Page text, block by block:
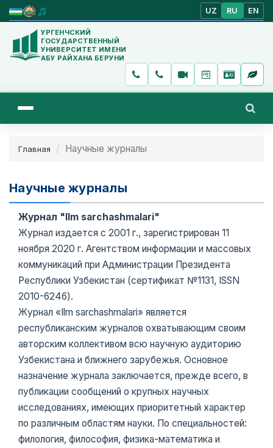
UZ RU EN
УРГЕНЧСКИЙ
ГОСУДАРСТВЕННЫЙ
УНИВЕРСИТЕТ ИМЕНИ
АБУ РАЙХАНА БЕРУНИ
Главная Научные журналы
Научные журналы
Журнал "Ilm sarchashmalari"
Журнал издается с 2001 г., зарегистрирован 11
ноября 2020 г. Агентством информации и массовых
коммуникаций при Администрации Президента
Республики Узбекистан (сертификат №1131, ISSN
2010-6246).
Журнал «Ilm sarchashmalari» является
республиканским журналов охватывающим своим
авторским коллективом всю научную аудиторию
Узбекистана и ближнего зарубежья. Основное
назначение журнала заключается, прежде всего, в
публикации сообщений о крупных научных
исследованиях, имеющих приоритетный характер
по различным областям науки. По специальностей:
филология, философия, физика-математика и